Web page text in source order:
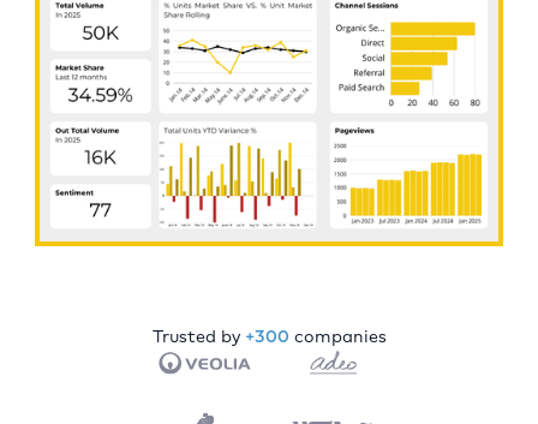
Trusted by +300 companies